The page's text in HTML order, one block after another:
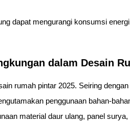
dapat mengurangi konsumsi
dalam Desain
rumah pintar 2025. Seiring
penggunaan bahan-
material daur ulang, panel